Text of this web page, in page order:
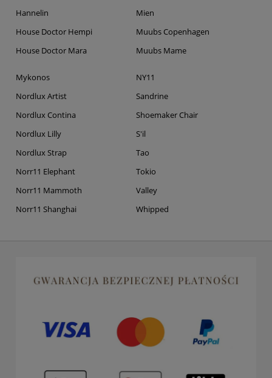
Hannelin
House Doctor Hempi
House Doctor Mara
Mien
Muubs Copenhagen
Muubs Mame
Mykonos
Nordlux Artist
Nordlux Contina
Nordlux Lilly
Nordlux Strap
Norr11 Elephant
Norr11 Mammoth
Norr11 Shanghai
NY11
Sandrine
Shoemaker Chair
S'il
Tao
Tokio
Valley
Whipped